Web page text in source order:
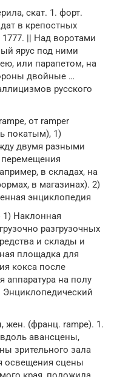
скат. 1. форт.
в крепостных
|| Над воротами
ярус под ними
или парапетом, на
двойные …
русского
от ramper
покатым), 1)
двумя разными
в складах, на
в магазинах). 2)
энциклопедия
Наклонная
разгрузочных
и склады и
площадка для
кокса после
аппаратура на полу
(франц. rampe). 1.
авансцены,
зрительного зала
освещения сцены